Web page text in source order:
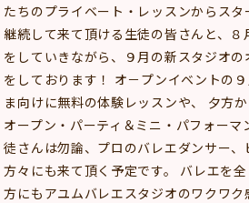
たちのプライベート・レッスンからス
継続して来て頂ける生徒の皆さんと、
をしていきながら、９月の新スタジオ
をしております！ オ－プンイベントの
ま向けに無料の体験レッスンや、 夕方
オープン・パーティ＆ミニ・パフォーマ
徒さんは勿論、プロのバレエダンサー
方々にも来て頂く予定です。 バレエを
方にもアユムバレエスタジオのワクワ